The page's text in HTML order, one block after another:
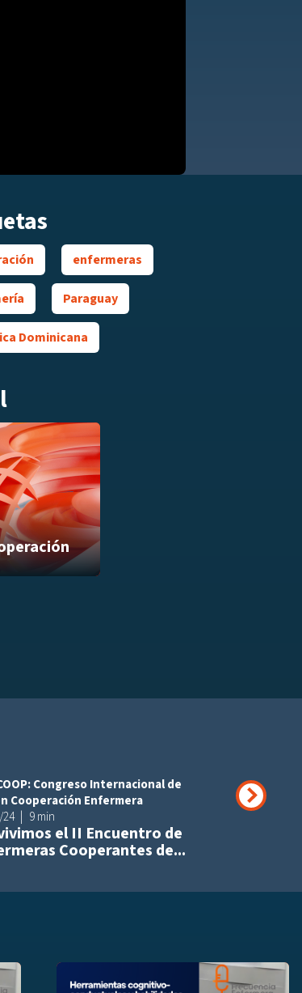
enfermeras
Paraguay
Dominicana
Añadir a
Congreso Internacional de
Cooperación Enfermera
24
9 min
el II Encuentro de
Cooperantes de...
Añadir a playlist